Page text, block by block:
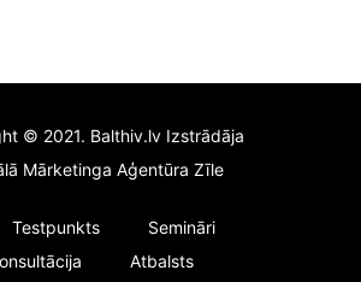
© 2021. Balthiv.lv Izstrādāja
Mārketinga Aģentūra Zīle
Testpunkts
Semināri
Atbalsts